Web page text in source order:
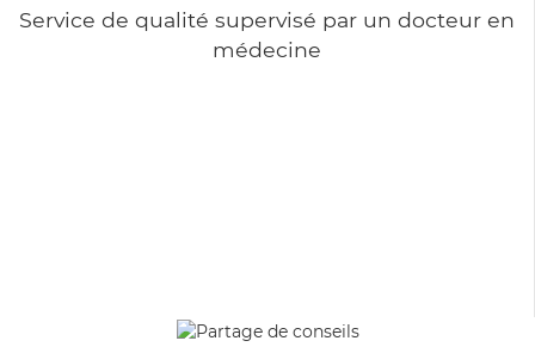
Service de qualité supervisé par un docteur en
médecine